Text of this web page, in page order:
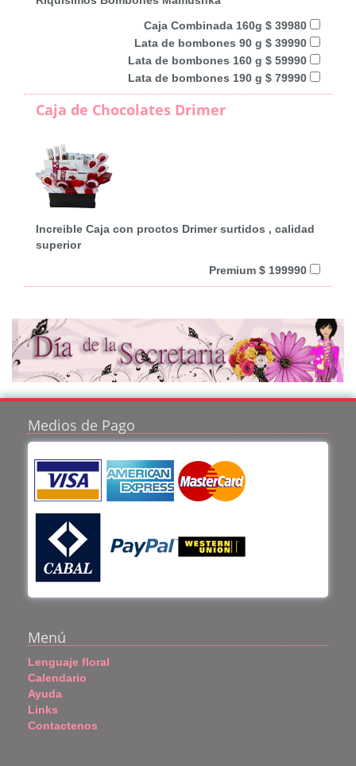
Caja Combinada 160g $ 39980
Lata de bombones 90 g $ 39990
Lata de bombones 160 g $ 59990
Lata de bombones 190 g $ 79990
Caja de Chocolates Drimer
Increible Caja con proctos Drimer surtidos , calidad
superior
Premium $ 199990
Medios de Pago
Menú
Lenguaje floral
Calendario
Ayuda
Links
Contactenos